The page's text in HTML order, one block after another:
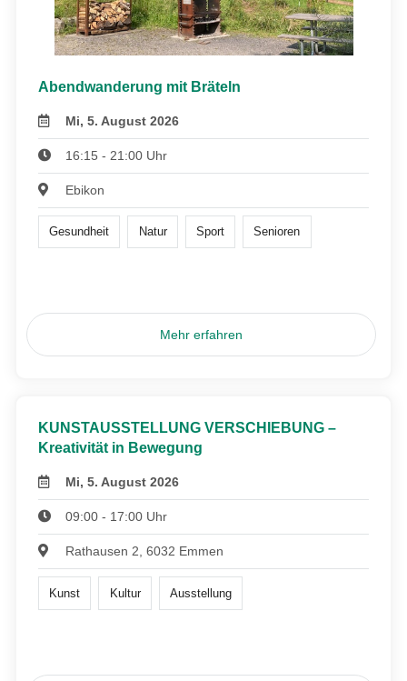
Abendwanderung mit Bräteln
Mi, 5. August 2026
16:15 - 21:00 Uhr
Ebikon
Gesundheit Natur Sport Senioren
Mehr erfahren
KUNSTAUSSTELLUNG VERSCHIEBUNG –
Kreativität in Bewegung
Mi, 5. August 2026
09:00 - 17:00 Uhr
Rathausen 2, 6032 Emmen
Kunst Kultur Ausstellung